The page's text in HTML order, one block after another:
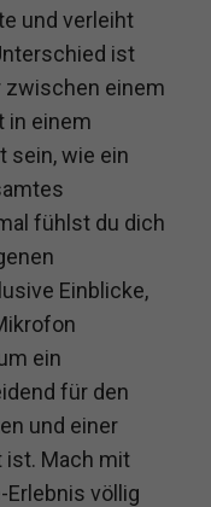
und verleiht
ist
zwischen einem
in einem
sein, wie ein
fühlst du dich
Einblicke,
ein
für den
und einer
ist. Mach mit
Erlebnis völlig